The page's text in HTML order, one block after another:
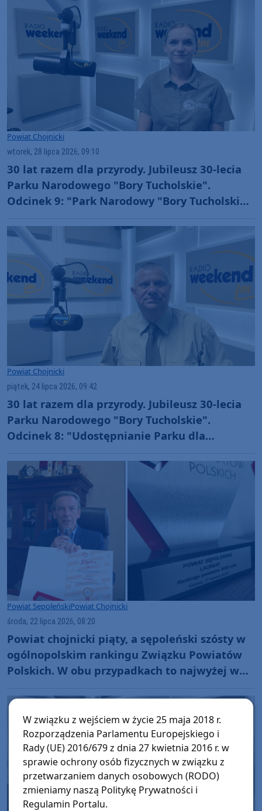
Powiat Chojnicki
wtorek, 28 lipca 2026, 09:10
30 lat razem dla przyrody. Jubileusz 30-lecia
Parku Narodowego "Bory Tucholskie".
Odcinek 9: "Park Narodowy "Bory Tucholskie"
Powiat Chojnicki
piątek, 24 lipca 2026, 09:42
30 lat razem dla przyrody. Jubileusz 30-lecia
Parku Narodowego "Bory Tucholskie".
Odcinek 8: "Udostępnianie Parku dla
fotografowania" (WIDEO)
Powiat SępoleńskiPowiat Chojnicki
środa, 22 lipca 2026, 08:20
Powiat chojnicki piąty, a sępoleński szósty w
ogólnopolskim rankingu Związku Powiatów
Polskich. W obu przypadkach to najwyżej w
W związku z wejściem w życie 25 maja 2018 r.
Rozporządzenia Parlamentu Europejskiego i
Rady (UE) 2016/679 z dnia 27 kwietnia 2016 r. w
sprawie ochrony osób fizycznych w związku z
przetwarzaniem danych osobowych (RODO)
zmieniamy naszą Politykę Prywatności i
Regulamin Portalu.